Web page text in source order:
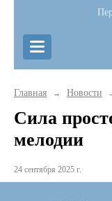
Главная → Новости
Сила
мелодии
24 сентября 2025 г.